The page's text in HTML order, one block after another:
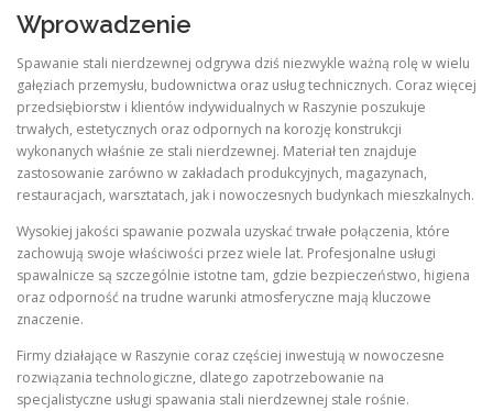
Wprowadzenie
Spawanie stali nierdzewnej odgrywa dziś niezwykle ważną rolę w wielu
gałęziach przemysłu, budownictwa oraz usług technicznych. Coraz więcej
przedsiębiorstw i klientów indywidualnych w Raszynie poszukuje
trwałych, estetycznych oraz odpornych na korozję konstrukcji
wykonanych właśnie ze stali nierdzewnej. Materiał ten znajduje
zastosowanie zarówno w zakładach produkcyjnych, magazynach,
restauracjach, warsztatach, jak i nowoczesnych budynkach mieszkalnych.
Wysokiej jakości spawanie pozwala uzyskać trwałe połączenia, które
zachowują swoje właściwości przez wiele lat. Profesjonalne usługi
spawalnicze są szczególnie istotne tam, gdzie bezpieczeństwo, higiena
oraz odporność na trudne warunki atmosferyczne mają kluczowe
znaczenie.
Firmy działające w Raszynie coraz częściej inwestują w nowoczesne
rozwiązania technologiczne, dlatego zapotrzebowanie na
specjalistyczne usługi spawania stali nierdzewnej stale rośnie.